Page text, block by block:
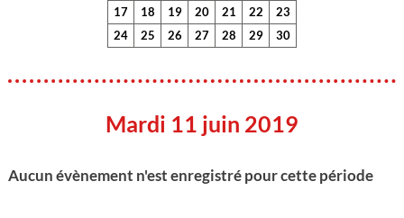
17
18 19 20 21 22
23
24
25 26 27 28 29 30
Mardi 11 juin 2019
Aucun évènement n'est enregistré pour cette période